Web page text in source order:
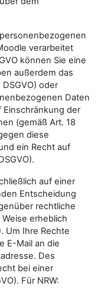
verarbeitet
können Sie eine
außerdem das
oder
Daten
Einschränkung der
(gemäß Art. 18
diese
ein Recht auf
auf einer
Entscheidung
rechtliche
erheblich
Um Ihre Rechte
E-Mail an die
Des
bei einer
Für NRW: